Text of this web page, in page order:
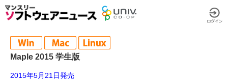
Maple 2015 学生版
2015年5月21日発売